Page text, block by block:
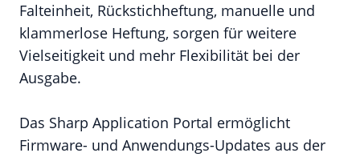
Falteinheit, Rückstichheftung, manuelle und
klammerlose Heftung, sorgen für weitere
Vielseitigkeit und mehr Flexibilität bei der
Ausgabe.
Das Sharp Application Portal ermöglicht
Firmware- und Anwendungs-Updates aus der